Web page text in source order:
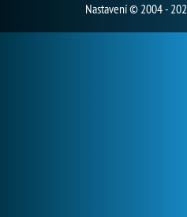
Nastavení© 2004 -